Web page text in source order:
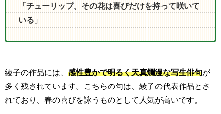
「チューリップ、その花は喜びだけを持って咲いて
いる」
綾子の作品には、 感性豊かで明るく天真爛漫な写生俳句が
多く残されています。こちらの句は、綾子の代表作品とさ
れており、春の喜びを詠うものとして人気が高いです。